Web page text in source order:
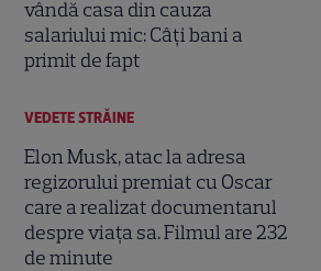
vândă casa din cauza
salariului mic: Câți bani a
primit de fapt
VEDETE STRĂINE
Elon Musk, atac la adresa
regizorului premiat cu Oscar
care a realizat documentarul
despre viața sa. Filmul are 232
de minute